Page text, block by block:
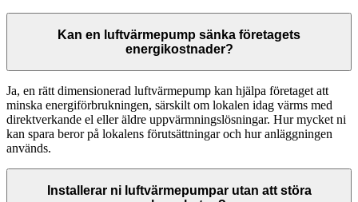
Kan en luftvärmepump sänka företagets
energikostnader?
Ja, en rätt dimensionerad luftvärmepump kan hjälpa företaget att
minska energiförbrukningen, särskilt om lokalen idag värms med
direktverkande el eller äldre uppvärmningslösningar. Hur mycket ni
kan spara beror på lokalens förutsättningar och hur anläggningen
används.
Installerar ni luftvärmepumpar utan att störa